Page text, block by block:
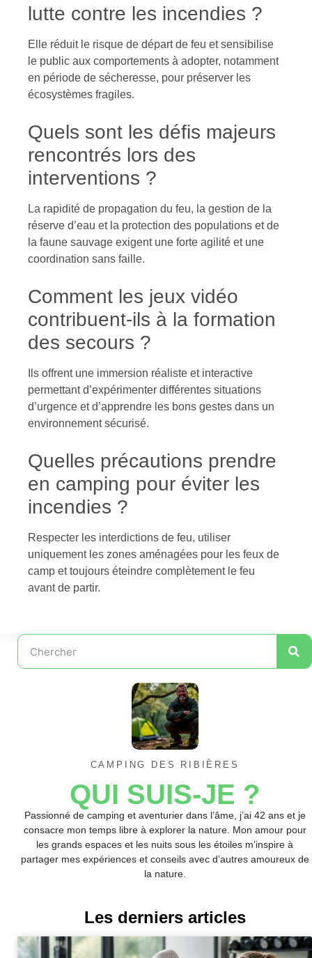
lutte contre les incendies ?
Elle réduit le risque de départ de feu et sensibilise
le public aux comportements à adopter, notamment
en période de sécheresse, pour préserver les
écosystèmes fragiles.
Quels sont les défis majeurs
rencontrés lors des
interventions ?
La rapidité de propagation du feu, la gestion de la
réserve d’eau et la protection des populations et de
la faune sauvage exigent une forte agilité et une
coordination sans faille.
Comment les jeux vidéo
contribuent-ils à la formation
des secours ?
Ils offrent une immersion réaliste et interactive
permettant d’expérimenter différentes situations
d’urgence et d’apprendre les bons gestes dans un
environnement sécurisé.
Quelles précautions prendre
en camping pour éviter les
incendies ?
Respecter les interdictions de feu, utiliser
uniquement les zones aménagées pour les feux de
camp et toujours éteindre complètement le feu
avant de partir.
CAMPING DES RIBIÈRES
QUI SUIS-JE ?
Passionné de camping et aventurier dans l’âme, j’ai 42 ans et je
consacre mon temps libre à explorer la nature. Mon amour pour
les grands espaces et les nuits sous les étoiles m’inspire à
partager mes expériences et conseils avec d’autres amoureux de
la nature.
Les derniers articles